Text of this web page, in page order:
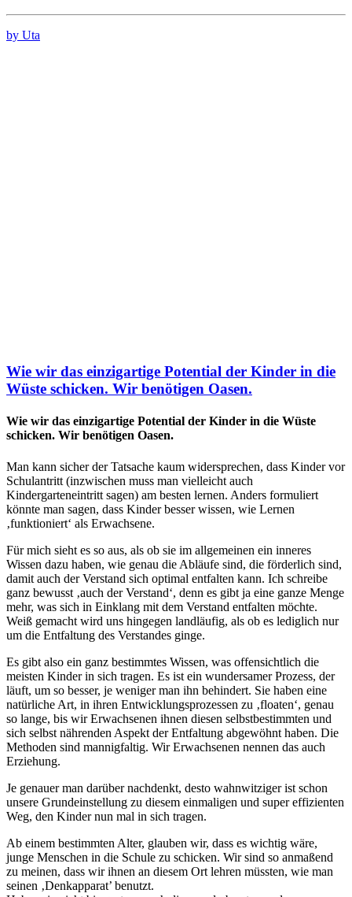
by Uta
Wie wir das einzigartige Potential der Kinder in die
Wüste schicken. Wir benötigen Oasen.
Wie wir das einzigartige Potential der Kinder in die Wüste
schicken. Wir benötigen Oasen.
Man kann sicher der Tatsache kaum widersprechen, dass Kinder vor
Schulantritt (inzwischen muss man vielleicht auch
Kindergarteneintritt sagen) am besten lernen. Anders formuliert
könnte man sagen, dass Kinder besser wissen, wie Lernen
‚funktioniert‘ als Erwachsene.
Für mich sieht es so aus, als ob sie im allgemeinen ein inneres
Wissen dazu haben, wie genau die Abläufe sind, die förderlich sind,
damit auch der Verstand sich optimal entfalten kann. Ich schreibe
ganz bewusst ‚auch der Verstand‘, denn es gibt ja eine ganze Menge
mehr, was sich in Einklang mit dem Verstand entfalten möchte.
Weiß gemacht wird uns hingegen landläufig, als ob es lediglich nur
um die Entfaltung des Verstandes ginge.
Es gibt also ein ganz bestimmtes Wissen, was offensichtlich die
meisten Kinder in sich tragen. Es ist ein wundersamer Prozess, der
läuft, um so besser, je weniger man ihn behindert. Sie haben eine
natürliche Art, in ihren Entwicklungsprozessen zu ‚floaten‘, genau
so lange, bis wir Erwachsenen ihnen diesen selbstbestimmten und
sich selbst nährenden Aspekt der Entfaltung abgewöhnt haben. Die
Methoden sind mannigfaltig. Wir Erwachsenen nennen das auch
Erziehung.
Je genauer man darüber nachdenkt, desto wahnwitziger ist schon
unsere Grundeinstellung zu diesem einmaligen und super effizienten
Weg, den Kinder nun mal in sich tragen.
Ab einem bestimmten Alter, glauben wir, dass es wichtig wäre,
junge Menschen in die Schule zu schicken. Wir sind so anmaßend
zu meinen, dass wir ihnen an diesem Ort lehren müssten, wie man
seinen ‚Denkapparat’ benutzt.